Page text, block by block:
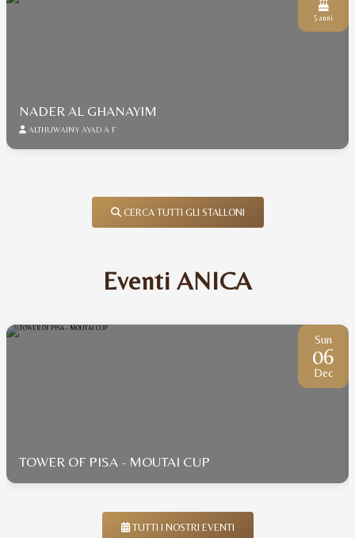
5 anni
NADER AL GHANAYIM
ALTHUWAINY AYAD A F
CERCA TUTTI GLI STALLONI
Eventi ANICA
Sun
06
Dec
TOWER OF PISA - MOUTAI CUP
TUTTI I NOSTRI EVENTI